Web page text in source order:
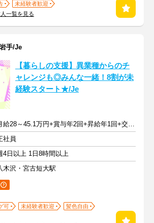
未経験者歓迎
一覧を見る
手/Je
【暮らしの支援】異業種からのチ
ャレンジも◎みんな一緒！8割が未
経験スタート★/Je
月給28～45.1万円+賞与年2回+昇給年1回+交通費全額
社員
4日以上 1日8時間以上
木沢・宮古短大駅
可 未経験者歓迎
髪色自由